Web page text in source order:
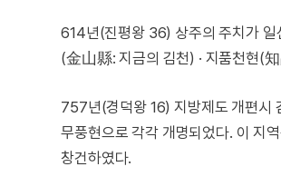
614년(진평왕 36) 상주의 주치가
(金山縣: 지금의 김천) · 지품천현(
757년(경덕왕 16) 지방제도 개편
무풍현으로 각각 개명되었다. 이 지
창건하였다.